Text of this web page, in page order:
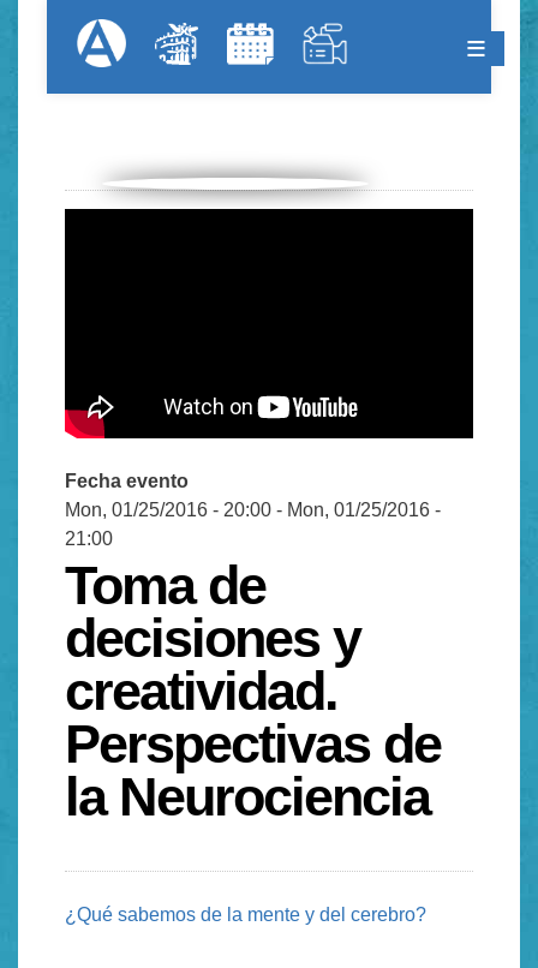
Menú Superior
Fecha evento
Mon, 01/25/2016 - 20:00 - Mon, 01/25/2016 -
21:00
Toma de
decisiones y
creatividad.
Perspectivas de
la Neurociencia
¿Qué sabemos de la mente y del cerebro?